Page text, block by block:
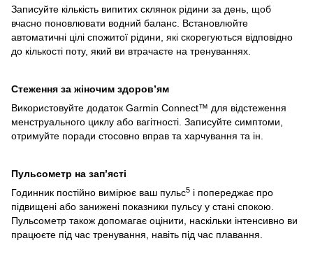
Записуйте кількість випитих склянок рідини за день, щоб
вчасно поновлювати водний баланс. Встановлюйте
автоматичні цілі спожитої рідини, які скорегуються відповідно
до кількості поту, який ви втрачаєте на тренуваннях.
Стеження за жіночим здоров’ям
Використовуйте додаток Garmin Connect™ для відстеження
менструального циклу або вагітності. Записуйте симптоми,
отримуйте поради стосовно вправ та харчування та ін.
Пульсометр на зап’ясті
Годинник постійно вимірює ваш пульс5 і попереджає про
підвищені або занижені показники пульсу у стані спокою.
Пульсометр також допомагає оцінити, наскільки інтенсивно ви
працюєте під час тренування, навіть під час плавання.